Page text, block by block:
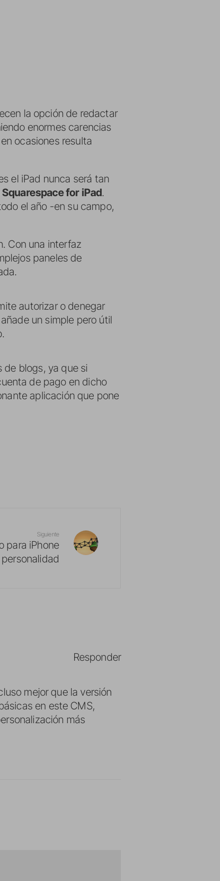
la opción de redactar
enormes carencias
ocasiones resulta
el iPad nunca será tan
Squarespace for iPad.
el año -en su campo,
Con una interfaz
paneles de
autorizar o denegar
un simple pero útil
de blogs, ya que si
de pago en dicho
aplicación que pone
Siguiente
para iPhone
mejor que la versión
en este CMS,
más
Responder